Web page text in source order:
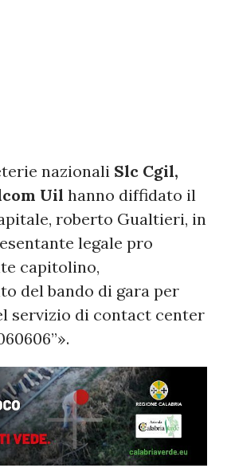
nazionali Slc Cgil,
Uil hanno diffidato il
roberto Gualtieri, in
legale pro
capitolino,
del bando di gara per
servizio di contact center